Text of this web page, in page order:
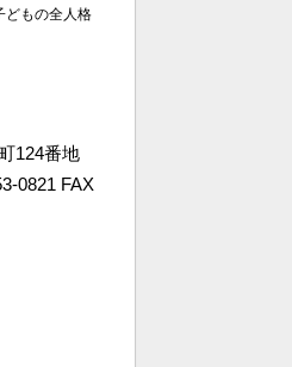
124番地
0821 FAX